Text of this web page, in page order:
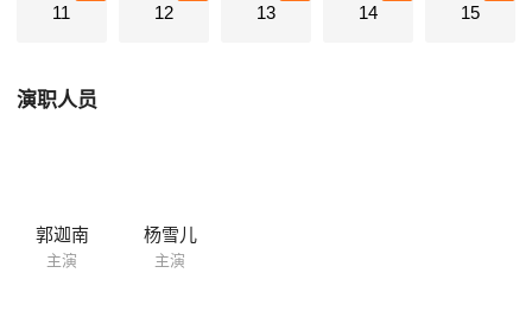
11 12 13 14 15
演职人员
郭迦南
主演
杨雪儿
主演